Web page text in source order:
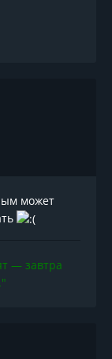
может
— завтра